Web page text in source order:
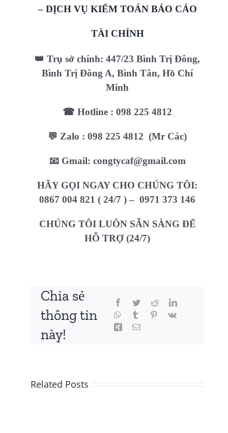
– DỊCH VỤ KIỂM TOÁN BÁO CÁO
TÀI CHÍNH
👑 Trụ sở chính: 447/23 Bình Trị Đông,
Bình Trị Đông A, Bình Tân, Hồ Chí
Minh
☎ Hotline : 098 225 4812
💬 Zalo : 098 225 4812 (Mr Các)
📧 Gmail: congtycaf@gmail.com
HÃY GỌI NGAY CHO CHÚNG TÔI:
0867 004 821 ( 24/7 ) – 0971 373 146
CHÚNG TÔI LUÔN SẴN SÀNG ĐỂ
HỖ TRỢ (24/7)
Chia sẻ
thông tin
này!
Related Posts